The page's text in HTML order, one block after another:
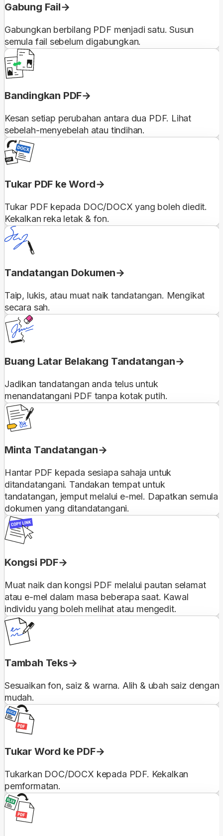
Gabung Fail
Gabungkan berbilang PDF menjadi satu. Susun
semula fail sebelum digabungkan.
Bandingkan PDF
Kesan setiap perubahan antara dua PDF. Lihat
sebelah-menyebelah atau tindihan.
Tukar PDF ke Word
Tukar PDF kepada DOC/DOCX yang boleh diedit.
Kekalkan reka letak & fon.
Tandatangan Dokumen
Taip, lukis, atau muat naik tandatangan. Mengikat
secara sah.
Buang Latar Belakang Tandatangan
Jadikan tandatangan anda telus untuk
menandatangani PDF tanpa kotak putih.
Minta Tandatangan
Hantar PDF kepada sesiapa sahaja untuk
ditandatangani. Tandakan tempat untuk
tandatangan, jemput melalui e-mel. Dapatkan semula
dokumen yang ditandatangani.
Kongsi PDF
Muat naik dan kongsi PDF melalui pautan selamat
atau e-mel dalam masa beberapa saat. Kawal
individu yang boleh melihat atau mengedit.
Tambah Teks
Sesuaikan fon, saiz & warna. Alih & ubah saiz dengan
mudah.
Tukar Word ke PDF
Tukarkan DOC/DOCX kepada PDF. Kekalkan
pemformatan.